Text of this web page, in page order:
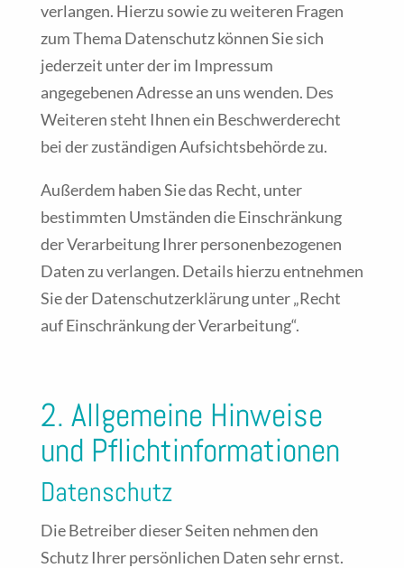
verlangen. Hierzu sowie zu weiteren Fragen
zum Thema Datenschutz können Sie sich
jederzeit unter der im Impressum
angegebenen Adresse an uns wenden. Des
Weiteren steht Ihnen ein Beschwerderecht
bei der zuständigen Aufsichtsbehörde zu.
Außerdem haben Sie das Recht, unter
bestimmten Umständen die Einschränkung
der Verarbeitung Ihrer personenbezogenen
Daten zu verlangen. Details hierzu entnehmen
Sie der Datenschutzerklärung unter „Recht
auf Einschränkung der Verarbeitung“.
2. Allgemeine Hinweise
und Pflichtinformationen
Datenschutz
Die Betreiber dieser Seiten nehmen den
Schutz Ihrer persönlichen Daten sehr ernst.